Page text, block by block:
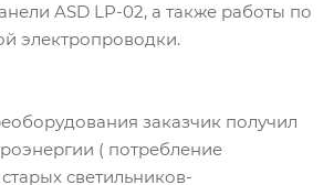
ASD LP-02, а также работы по
электропроводки.
заказчик получил
( потребление
светильников-